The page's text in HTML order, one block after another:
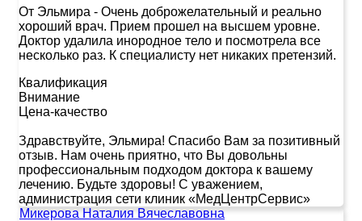
От Эльмира - Очень доброжелательный и реально
хороший врач. Прием прошел на высшем уровне.
Доктор удалила инородное тело и посмотрела все
несколько раз. К специалисту нет никаких претензий.
Квалификация
Внимание
Цена-качество
Здравствуйте, Эльмира! Спасибо Вам за позитивный
отзыв. Нам очень приятно, что Вы довольны
профессиональным подходом доктора к вашему
лечению. Будьте здоровы! С уважением,
администрация сети клиник «МедЦентрСервис»
Микерова Наталия Вячеславовна